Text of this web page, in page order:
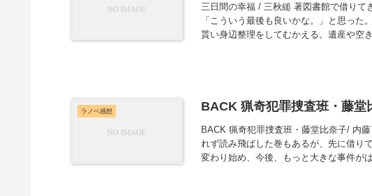
三日間の幸福 / 三秋縋 著図書館で借りて
「こういう最後も良いかな。」と思っ
貰い身辺整理をしてむかえる。遺産や空
ラノベ感想 BACK 猟奇犯罪捜査班・藤堂
BACK 猟奇犯罪捜査班・藤堂比奈子/ 内
れず読み飛ばした巻もあるが、先に借り
変わり始め、今後、もっと大きな事件が